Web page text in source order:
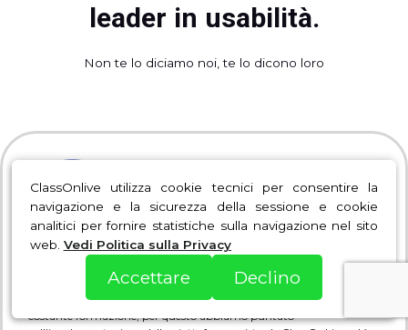
ClassOnlive utilizza cookie tecnici per consentire la
navigazione e la sicurezza della sessione e cookie
analitici per fornire statistiche sulla navigazione nel sito
web. Vedi Politica sulla Privacy
Accettare Declino
leader in usabilità.
Non te lo diciamo noi, te lo dicono loro
Per noi è molto importante mantenere tutto il nostro team in
costante formazione, per questo abbiamo puntato